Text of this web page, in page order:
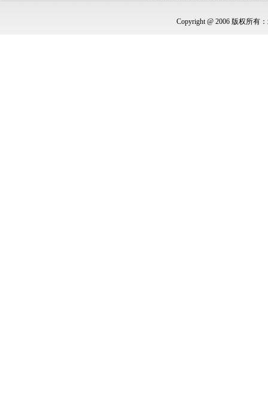
Copyright @ 2006 版权所有